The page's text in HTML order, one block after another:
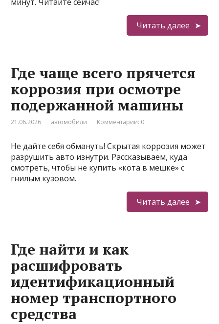
Читать далее
Где чаще всего прячется
коррозия при осмотре
подержанной машины
21.06.2026 автомобили Комментарии: 0
Не дайте себя обмануть! Скрытая коррозия может
разрушить авто изнутри. Рассказываем, куда
смотреть, чтобы не купить «кота в мешке» с
гнилым кузовом.
Читать далее
Где найти и как
расшифровать
идентификационный
номер транспортного
средства